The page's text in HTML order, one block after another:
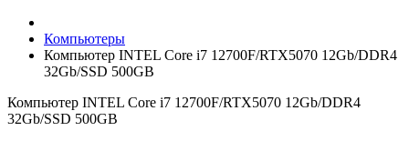
Компьютеры
Компьютер INTEL Core i7 12700F/RTX5070 12Gb/DDR4
32Gb/SSD 500GB
Компьютер INTEL Core i7 12700F/RTX5070 12Gb/DDR4
32Gb/SSD 500GB